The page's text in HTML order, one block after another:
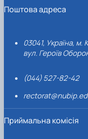
Поштова адреса
03041, Україна, м.
вул. Героїв
(044) 527-82-42
Приймальна комісія